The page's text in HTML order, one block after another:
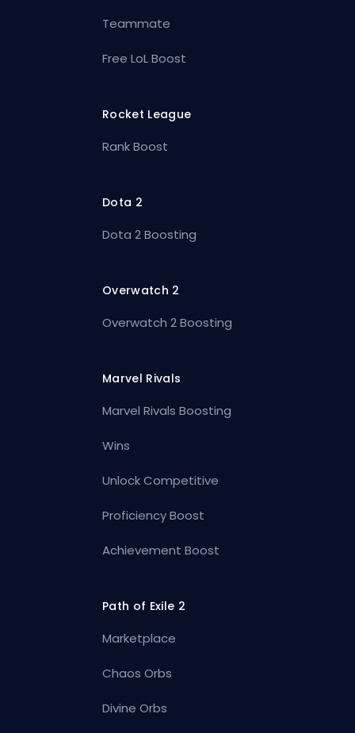
Teammate
Free LoL Boost
Rocket League
Rank Boost
Dota 2
Dota 2 Boosting
Overwatch 2
Overwatch 2 Boosting
Marvel Rivals
Marvel Rivals Boosting
Wins
Unlock Competitive
Proficiency Boost
Achievement Boost
Path of Exile 2
Marketplace
Chaos Orbs
Divine Orbs